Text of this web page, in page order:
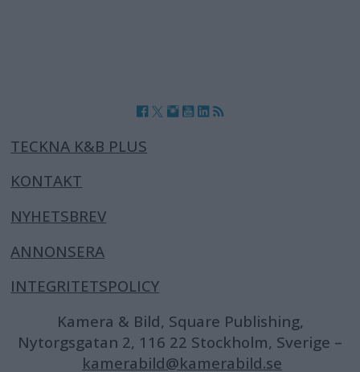
TECKNA K&B PLUS
KONTAKT
NYHETSBREV
ANNONSERA
INTEGRITETSPOLICY
Kamera & Bild, Square Publishing,
Nytorgsgatan 2, 116 22 Stockholm, Sverige –
kamerabild@kamerabild.se